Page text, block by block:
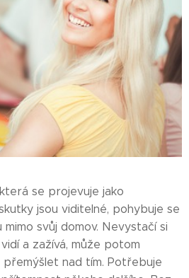
se projevuje jako
jsou viditelné, pohybuje se
svůj domov. Nevystačí si
a zažívá, může potom
nad tím. Potřebuje